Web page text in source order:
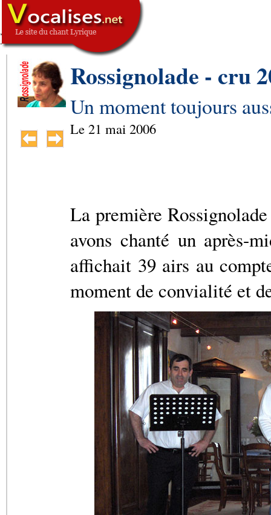
,
SIGNATURE
-->
Rossignolade - cru
Un moment toujours
Le 21 mai 2006
La première
avons chanté un après-
affichait 39 airs au
moment de convialité et